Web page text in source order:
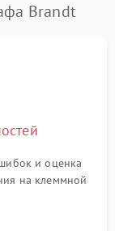
Brandt
и оценка
на клеммной
нагревом,
дверцы.